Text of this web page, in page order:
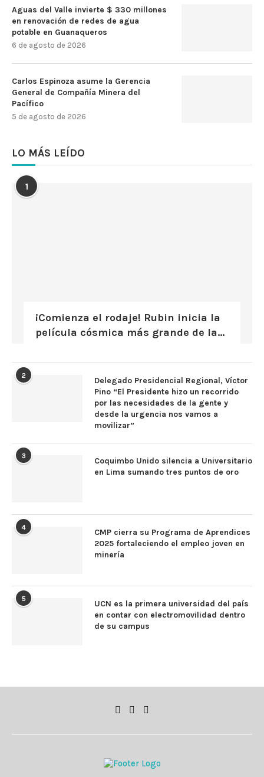
Aguas del Valle invierte $ 330 millones
en renovación de redes de agua
potable en Guanaqueros
6 de agosto de 2026
Carlos Espinoza asume la Gerencia
General de Compañía Minera del
Pacífico
5 de agosto de 2026
LO MÁS LEÍDO
1
¡Comienza el rodaje! Rubin inicia la
película cósmica más grande de la...
2
Delegado Presidencial Regional, Víctor
Pino “El Presidente hizo un recorrido
por las necesidades de la gente y
desde la urgencia nos vamos a
movilizar”
3
Coquimbo Unido silencia a Universitario
en Lima sumando tres puntos de oro
4
CMP cierra su Programa de Aprendices
2025 fortaleciendo el empleo joven en
minería
5
UCN es la primera universidad del país
en contar con electromovilidad dentro
de su campus